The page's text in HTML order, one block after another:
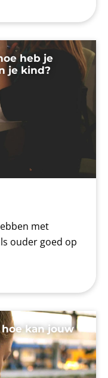
heb je
je kind?
met
ouder goed op
hoe kan jouw